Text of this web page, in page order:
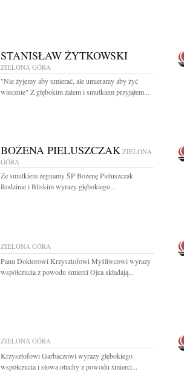
STANISŁAW ŻYTKOWSKI
ZIELONA GÓRA
"Nie żyjemy aby umierać, ale umieramy aby żyć
wiecznie" Z głębokim żalem i smutkiem przyjąłem...
BOŻENA PIELUSZCZAK ZIELONA
GÓRA
Ze smutkiem żegnamy ŚP Bożenę Pieluszczak
Rodzinie i Bliskim wyrazy głębokiego...
ZIELONA GÓRA
Panu Doktorowi Krzysztofowi Myśliwcowi wyrazy
współczucia z powodu śmierci Ojca składają...
ZIELONA GÓRA
Krzysztofowi Garbaczowi wyrazy głębokiego
współczucia i słowa otuchy z powodu śmierci...